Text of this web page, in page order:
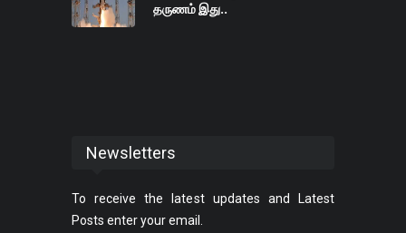
தருணம் இது..
Newsletters
To receive the latest updates and Latest
Posts enter your email.